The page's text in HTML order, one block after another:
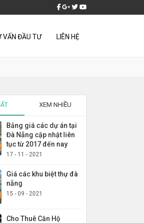
VẤN ĐẦU TƯ LIÊN HỆ
XEM NHIỀU
Bảng giá các dự án tại
Đà Nẵng cập nhật liên
tục từ 2017 đến nay
17 - 11 - 2021
Giá các khu biệt thự đà
nẵng
15 - 09 - 2021
Cho Thuê Căn Hộ